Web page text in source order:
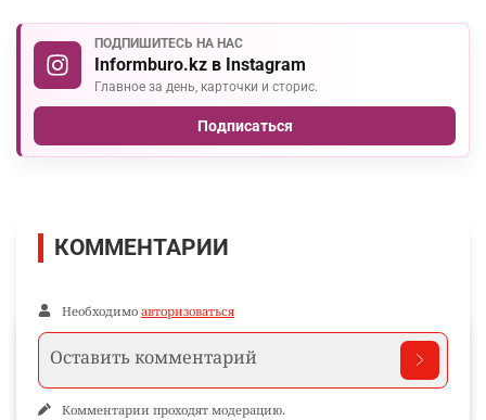
ПОДПИШИТЕСЬ НА НАС
Informburo.kz в Instagram
Главное за день, карточки и сторис.
Подписаться
КОММЕНТАРИИ
Необходимо авторизоваться
Комментарии проходят модерацию.